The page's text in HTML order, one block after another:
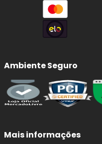
Ambiente Seguro
Mais informações